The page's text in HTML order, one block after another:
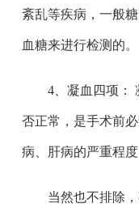
紊乱等疾病，一般
血糖来进行检测的。
4、凝血四项：
否正常，是手术前
病、肝病的严重程
当然也不排除